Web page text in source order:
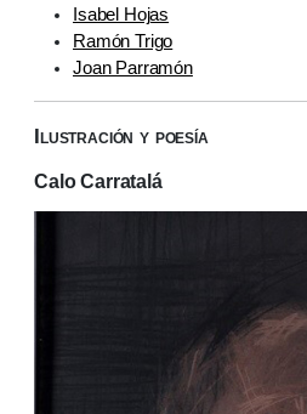
Isabel Hojas
Ramón Trigo
Joan Parramón
Ilustración y poesía
Calo Carratalá